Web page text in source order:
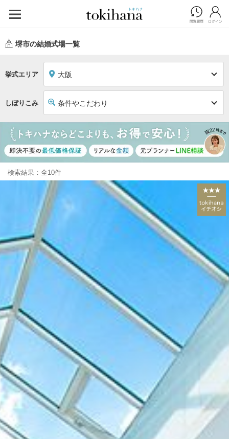
堺市の結婚式場一覧
挙式エリア 大阪
しぼりこみ 条件やこだわり
検索結果：全10件